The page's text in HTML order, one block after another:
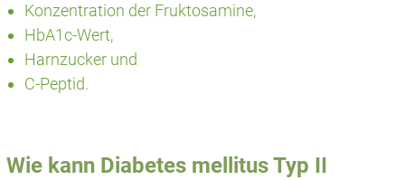
Konzentration der Fruktosamine,
HbA1c-Wert,
Harnzucker und
C-Peptid.
Wie kann Diabetes mellitus Typ II